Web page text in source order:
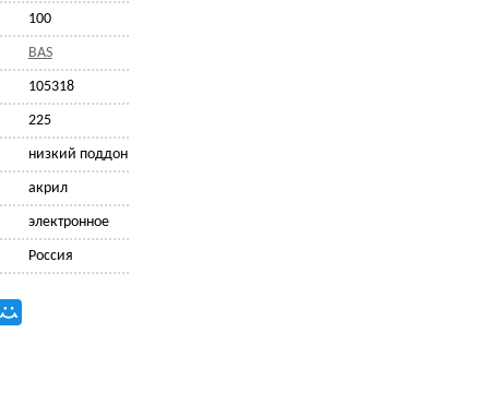
100
BAS
105318
225
низкий поддон
акрил
электронное
Россия